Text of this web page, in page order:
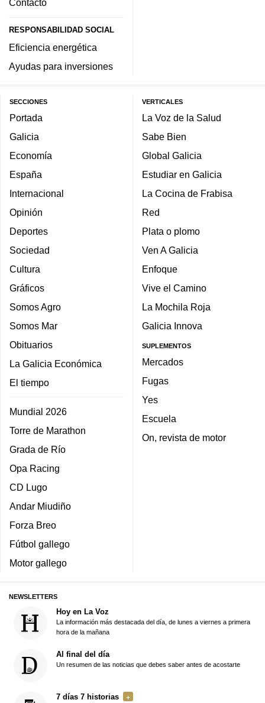
Contacto
RESPONSABILIDAD SOCIAL
Eficiencia energética
Ayudas para inversiones
SECCIONES
Portada
Galicia
Economía
España
Internacional
Opinión
Deportes
Sociedad
Cultura
Gráficos
Somos Agro
Somos Mar
Obituarios
La Galicia Económica
El tiempo
Mundial 2026
Torre de Marathon
Grada de Río
Opa Racing
CD Lugo
Andar Miudiño
Forza Breo
Fútbol gallego
Motor gallego
VERTICALES
La Voz de la Salud
Sabe Bien
Global Galicia
Estudiar en Galicia
La Cocina de Frabisa
Red
Plata o plomo
Ven A Galicia
Enfoque
Vive el Camino
La Mochila Roja
Galicia Innova
SUPLEMENTOS
Mercados
Fugas
Yes
Escuela
On, revista de motor
NEWSLETTERS
Hoy en La Voz
La información más destacada del día, de lunes a viernes a primera
hora de la mañana
Al final del día
Un resumen de las noticias que debes saber antes de acostarte
7 días 7 historias